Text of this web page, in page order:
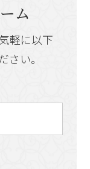
ム
軽に以下
さい。